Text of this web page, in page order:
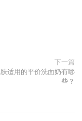
下一篇
适用的平价洗面奶有哪
些？